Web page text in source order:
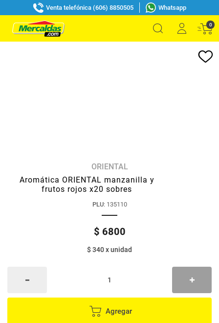
Venta telefónica (606) 8850505 Whatsapp
0
ORIENTAL
Aromática ORIENTAL manzanilla y
frutos rojos x20 sobres
PLU: 135110
$ 6800
$ 340xunidad
Agregar